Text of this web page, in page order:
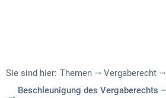
Sie sind hier: Themen Vergaberecht
Beschleunigung des Vergaberechts –